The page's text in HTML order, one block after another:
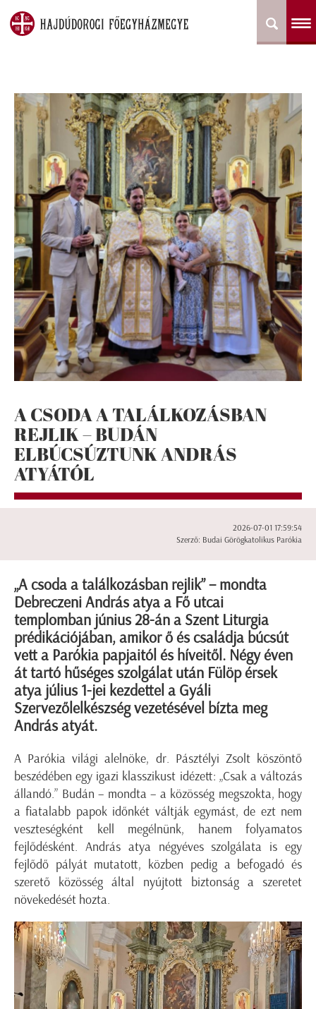
A CSODA A TALÁLKOZÁSBAN
REJLIK – BUDÁN
ELBÚCSÚZTUNK ANDRÁS
ATYÁTÓL
2026-07-01 17:59:54
Szerző: Budai Görögkatolikus Parókia
„A csoda a találkozásban rejlik” – mondta
Debreczeni András atya a Fő utcai
templomban június 28-án a Szent Liturgia
prédikációjában, amikor ő és családja búcsút
vett a Parókia papjaitól és híveitől. Négy éven
át tartó hűséges szolgálat után Fülöp érsek
atya július 1-jei kezdettel a Gyáli
Szervezőlelkészség vezetésével bízta meg
András atyát.
A Parókia világi alelnöke, dr. Pásztélyi Zsolt köszöntő
beszédében egy igazi klasszikust idézett: „Csak a változás
állandó.” Budán – mondta – a közösség megszokta, hogy
a fiatalabb papok időnkét váltják egymást, de ezt nem
veszteségként kell megélnünk, hanem folyamatos
fejlődésként. András atya négyéves szolgálata is egy
fejlődő pályát mutatott, közben pedig a befogadó és
szerető közösség által nyújtott biztonság a szeretet
növekedését hozta.